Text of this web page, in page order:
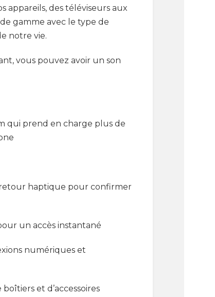
appareils, des téléviseurs aux
gamme avec le type de
notre vie.
vous pouvez avoir un son
qui prend en charge plus de
haptique pour confirmer
un accès instantané
numériques et
et d’accessoires